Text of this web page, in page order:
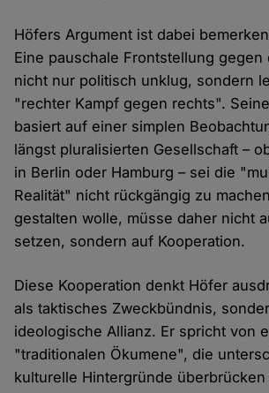
Höfers Argument ist dabei
Eine pauschale Frontstellung gegen
nicht nur politisch unklug, sondern
"rechter Kampf gegen rechts".
basiert auf einer simplen
längst pluralisierten Gesellschaft –
in Berlin oder Hamburg – sei die
Realität" nicht rückgängig zu
gestalten wolle, müsse daher nicht
setzen, sondern auf Kooperation.
Diese Kooperation denkt Höfer
als taktisches Zweckbündnis,
ideologische Allianz. Er spricht von
"traditionalen Ökumene", die
kulturelle Hintergründe